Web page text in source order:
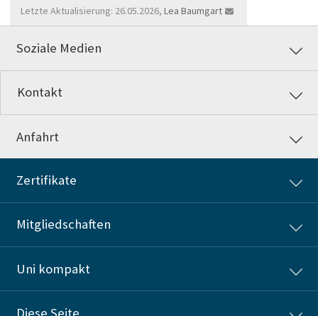
Letzte Aktualisierung: 26.05.2026, Lea Baumgart
Soziale Medien
Kontakt
Anfahrt
Zertifikate
Mitgliedschaften
Uni kompakt